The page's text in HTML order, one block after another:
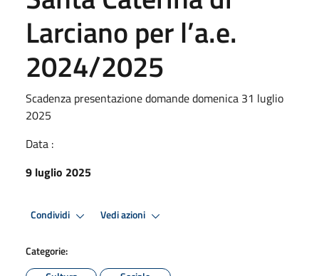
Larciano per l’a.e.
2024/2025
Scadenza presentazione domande domenica 31 luglio
2025
Data :
9 luglio 2025
Condividi Vedi azioni
Categorie: